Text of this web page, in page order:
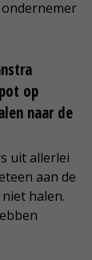
op
naar de
uit allerlei
aan de
halen.